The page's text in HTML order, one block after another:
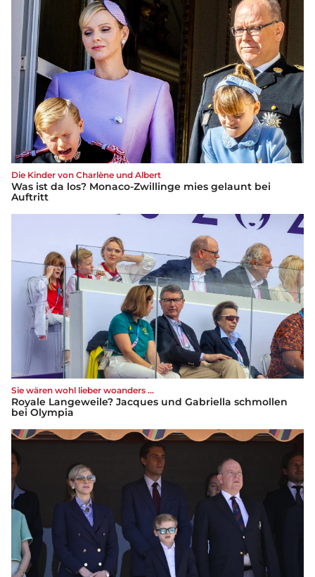
Die Kinder von Charlène und Albert
Was ist da los? Monaco-Zwillinge mies gelaunt bei
Auftritt
Sie wären wohl lieber woanders ...
Royale Langeweile? Jacques und Gabriella schmollen
bei Olympia